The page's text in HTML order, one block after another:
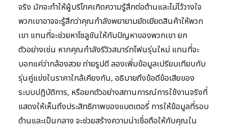
จริง มักจะทำให้ผู้บริโภคเกิดความรู้สึกต่อต้านและไม่ไว้วางใจ
พวกเขาอาจจะรู้สึกว่าคุณกำลังพยายามยัดเยียดสินค้าให้พวก
เขา แทนที่จะช่วยหาโซลูชันให้กับปัญหาของพวกเขา ยก
ตัวอย่างเช่น หากคุณกำลังรีวิวสมาร์ทโฟนรุ่นใหม่ แทนที่จะ
บอกแค่ว่ากล้องสวย ถ่ายรูปดี ลองเพิ่มข้อมูลเปรียบเทียบกับ
รุ่นคู่แข่งในราคาใกล้เคียงกัน, อธิบายถึงข้อดีข้อเสียของ
ระบบปฏิบัติการ, หรือยกตัวอย่างสถานการณ์การใช้งานจริงที่
แสดงให้เห็นถึงประสิทธิภาพของแบตเตอรี่ การให้ข้อมูลที่รอบ
ด้านและเป็นกลาง จะช่วยสร้างความน่าเชื่อถือให้กับคุณใน